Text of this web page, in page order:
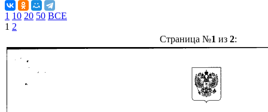
1 10 20 50 ВСЕ
1 2
Страница №1 из 2: